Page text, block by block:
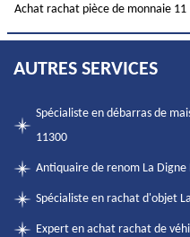
Achat rachat pièce de monnaie 11
AUTRES SERVICES
Spécialiste en débarras de
11300
Antiquaire de renom La
Spécialiste en rachat d'objet
Expert en achat rachat de